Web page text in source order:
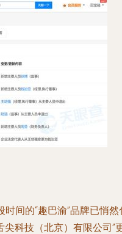
间的“趣巴渝”品牌已悄然
尖科技（北京）有限公司”